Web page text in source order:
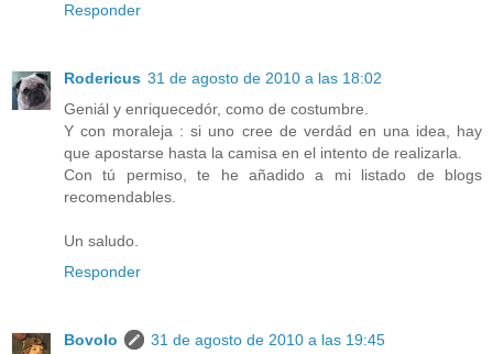
Responder
Rodericus 31 de agosto de 2010 a las 18:02
Geniál y enriquecedór, como de costumbre.
Y con moraleja : si uno cree de verdád en una idea, hay
que apostarse hasta la camisa en el intento de realizarla.
Con tú permiso, te he añadido a mi listado de blogs
recomendables.
Un saludo.
Responder
Bovolo
31 de agosto de 2010 a las 19:45